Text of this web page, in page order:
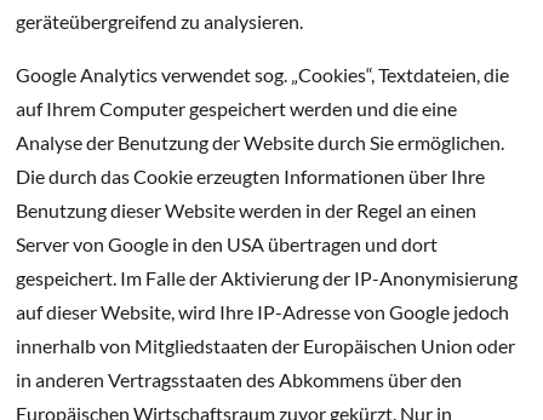
geräteübergreifend zu analysieren.
Google Analytics verwendet sog. „Cookies“, Textdateien, die
auf Ihrem Computer gespeichert werden und die eine
Analyse der Benutzung der Website durch Sie ermöglichen.
Die durch das Cookie erzeugten Informationen über Ihre
Benutzung dieser Website werden in der Regel an einen
Server von Google in den USA übertragen und dort
gespeichert. Im Falle der Aktivierung der IP-Anonymisierung
auf dieser Website, wird Ihre IP-Adresse von Google jedoch
innerhalb von Mitgliedstaaten der Europäischen Union oder
in anderen Vertragsstaaten des Abkommens über den
Europäischen Wirtschaftsraum zuvor gekürzt. Nur in